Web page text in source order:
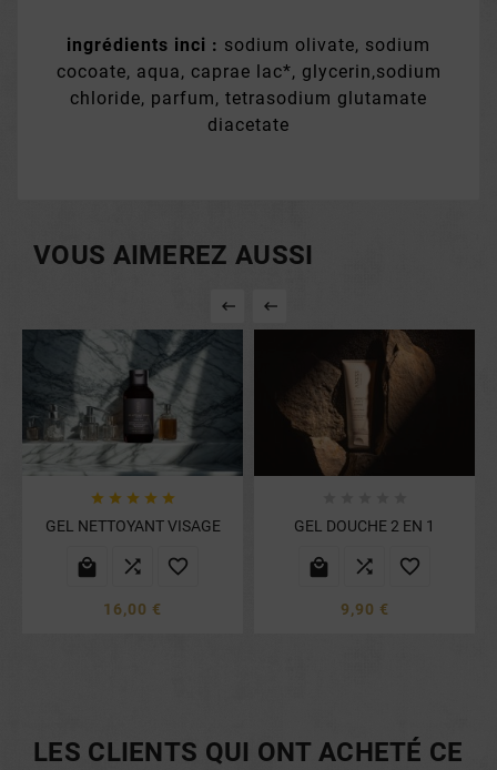
ingrédients inci : sodium olivate, sodium
cocoate, aqua, caprae lac*, glycerin,sodium
chloride, parfum, tetrasodium glutamate
diacetate
VOUS AIMEREZ AUSSI
 
    
GEL NETTOYANT VISAGE
  
16,00 €
GEL DOUCHE 2 EN 1
  
9,90 €
LES CLIENTS QUI ONT ACHETÉ CE